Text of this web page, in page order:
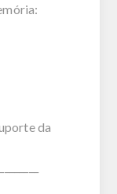
da